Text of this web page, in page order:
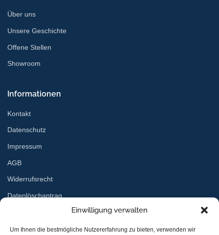
Einwilligung verwalten
Um Ihnen die bestmögliche Nutzererfahrung zu bieten, verwenden wir
Über uns
Unsere Geschichte
Offene Stellen
Showroom
Informationen
Kontakt
Datenschutz
Impressum
AGB
Widerrufsrecht
Datenlöschantrag
Services